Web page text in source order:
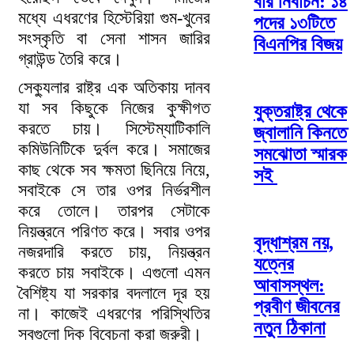
মধ্যে এধরণের হিস্টেরিয়া গুম-খুনের
সংস্কৃতি বা সেনা শাসন জারির
গ্রাউন্ড তৈরি করে।
সেক্যুলার রাষ্ট্র এক অতিকায় দানব
যা সব কিছুকে নিজের কুক্ষীগত
করতে চায়। সিস্টেম্যাটিকালি
কমিউনিটিকে দুর্বল করে। সমাজের
কাছ থেকে সব ক্ষমতা ছিনিয়ে নিয়ে,
সবাইকে সে তার ওপর নির্ভরশীল
করে তোলে। তারপর সেটাকে
নিয়ন্ত্রনে পরিণত করে। সবার ওপর
নজরদারি করতে চায়, নিয়ন্ত্রন
করতে চায় সবাইকে। এগুলো এমন
বৈশিষ্ট্য যা সরকার বদলালে দূর হয়
না। কাজেই এধরণের পরিস্থিতির
সবগুলো দিক বিবেচনা করা জরুরী।
পদের ১৩টিতে
বিএনপির বিজয়
যুক্তরাষ্ট্র থেকে
জ্বালানি কিনতে
সমঝোতা স্মারক
সই
বৃদ্ধাশ্রম নয়,
যত্নের
আবাসস্থল:
প্রবীণ জীবনের
নতুন ঠিকানা